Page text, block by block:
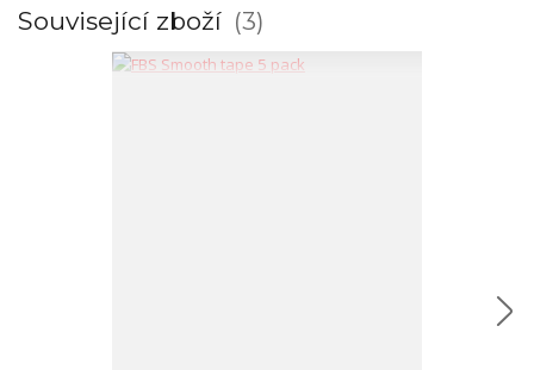
Související zboží 3